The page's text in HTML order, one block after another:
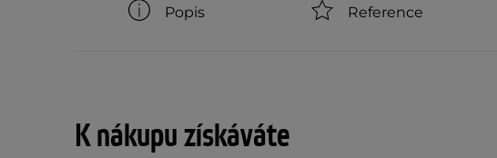
Popis Reference
K nákupu získáváte